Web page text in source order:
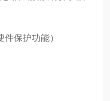
保护功能）